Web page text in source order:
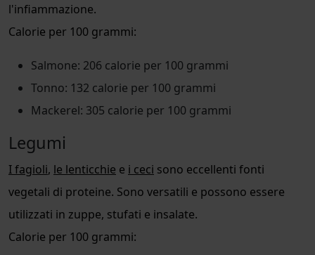
l'infiammazione.
Calorie per 100 grammi:
Salmone: 206 calorie per 100 grammi
Tonno: 132 calorie per 100 grammi
Mackerel: 305 calorie per 100 grammi
Legumi
I fagioli, le lenticchie e i ceci sono eccellenti fonti
vegetali di proteine. Sono versatili e possono essere
utilizzati in zuppe, stufati e insalate.
Calorie per 100 grammi: